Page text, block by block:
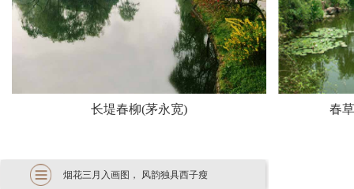
长堤春柳(茅永宽) 春
烟花三月入画图， 风韵独具西子瘦